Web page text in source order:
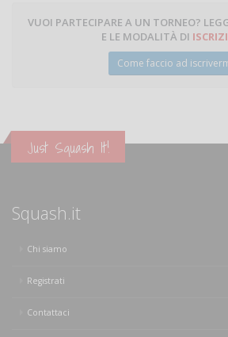
VUOI PARTECIPARE A UN TORNEO?
E LE MODALITÀ DI
Come faccio ad
Just Squash It!
Squash.it
Chi siamo
Registrati
Contattaci